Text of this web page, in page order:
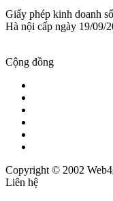
Giấy phép kinh doanh
Hà nội cấp ngày 19/09/
Cộng đồng
Copyright © 2002
Liên hệ